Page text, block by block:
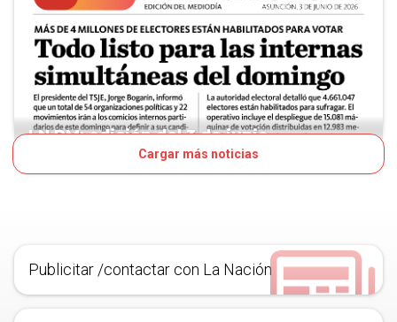
LN PM: edición del 3 de junio
Cargar más noticias
Publicitar /contactar con La Nación